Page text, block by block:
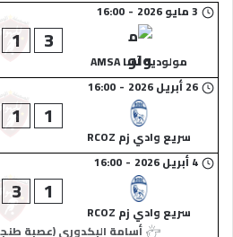
3 مايو 2026 -
16:00
مولودية آسا AMSA
3
1
26 أبريل 2026 -
16:00
سريع وادي زم RCOZ
1
1
4 أبريل 2026 -
16:00
سريع وادي زم RCOZ
1
3
أسامة البكدوري (عصبة